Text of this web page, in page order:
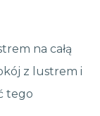
na całą
z lustrem i
tego